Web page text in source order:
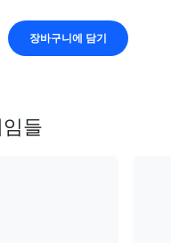
장바구니에 담기
들